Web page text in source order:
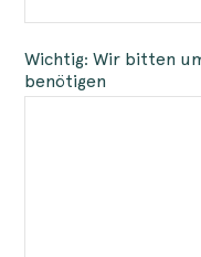
Wichtig: Wir bitten
benötigen